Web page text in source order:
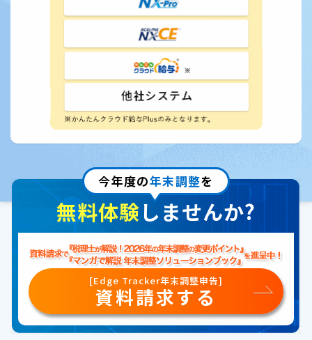
今年度の年末調整を
無料体験しませんか?
[Edge Tracker年末調整申告]
資料請求する